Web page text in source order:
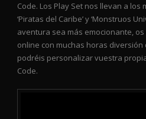
Code. Los Play Set nos llevan a los
‘Piratas del Caribe’ y ‘Monstruos
aventura sea más emocionante,
online con muchas horas diversión
podréis personalizar vuestra
Code.